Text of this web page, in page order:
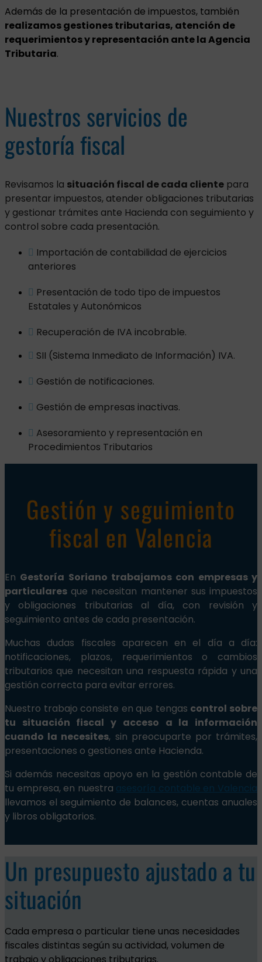
Además de la presentación de impuestos, también
realizamos gestiones tributarias, atención de
requerimientos y representación ante la Agencia
Tributaria.
Nuestros servicios de
gestoría fiscal
Revisamos la situación fiscal de cada cliente para
presentar impuestos, atender obligaciones tributarias
y gestionar trámites ante Hacienda con seguimiento y
control sobre cada presentación.
Importación de contabilidad de ejercicios
anteriores
Presentación de todo tipo de impuestos
Estatales y Autonómicos
Recuperación de IVA incobrable.
SII (Sistema Inmediato de Información) IVA.
Gestión de notificaciones.
Gestión de empresas inactivas.
Asesoramiento y representación en
Procedimientos Tributarios
Gestión y seguimiento
fiscal en Valencia
En Gestoría Soriano trabajamos con empresas y
particulares que necesitan mantener sus impuestos
y obligaciones tributarias al día, con revisión y
seguimiento antes de cada presentación.
Muchas dudas fiscales aparecen en el día a día:
notificaciones, plazos, requerimientos o cambios
tributarios que necesitan una respuesta rápida y una
gestión correcta para evitar errores.
Nuestro trabajo consiste en que tengas control sobre
tu situación fiscal y acceso a la información
cuando la necesites, sin preocuparte por trámites,
presentaciones o gestiones ante Hacienda.
Si además necesitas apoyo en la gestión contable de
tu empresa, en nuestra asesoría contable en Valencia
llevamos el seguimiento de balances, cuentas anuales
y libros obligatorios.
Un presupuesto ajustado a tu
situación
Cada empresa o particular tiene unas necesidades
fiscales distintas según su actividad, volumen de